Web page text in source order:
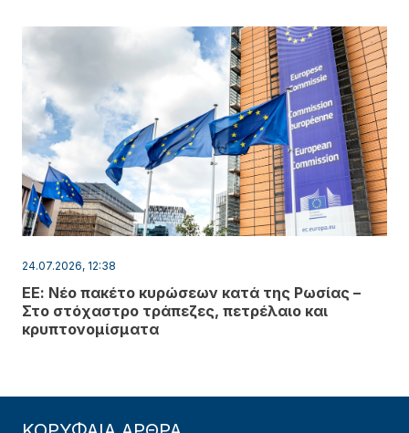
24.07.2026, 12:38
ΕΕ: Νέο πακέτο κυρώσεων κατά της Ρωσίας –
Στο στόχαστρο τράπεζες, πετρέλαιο και
κρυπτονομίσματα